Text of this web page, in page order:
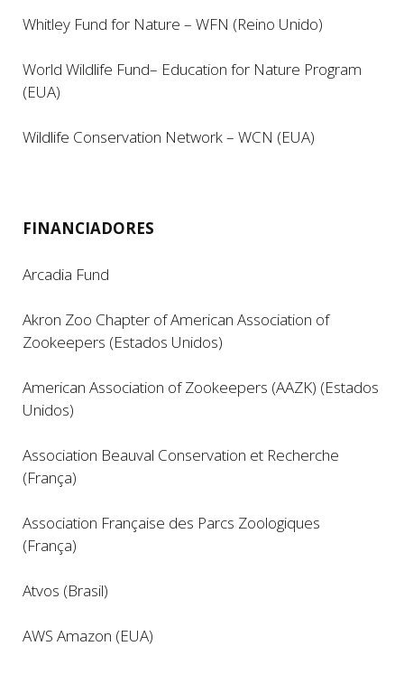
Whitley Fund for Nature – WFN (Reino Unido)
World Wildlife Fund– Education for Nature Program
(EUA)
Wildlife Conservation Network – WCN (EUA)
FINANCIADORES
Arcadia Fund
Akron Zoo Chapter of American Association of
Zookeepers (Estados Unidos)
American Association of Zookeepers (AAZK) (Estados
Unidos)
Association Beauval Conservation et Recherche
(França)
Association Française des Parcs Zoologiques
(França)
Atvos (Brasil)
AWS Amazon (EUA)